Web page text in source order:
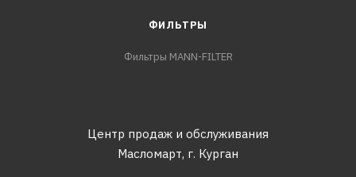
ФИЛЬТРЫ
Фильтры MANN-FILTER
Центр продаж и обслуживания
Масломарт, г. Курган